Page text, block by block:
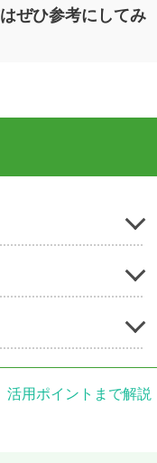
ぜひ参考にしてみ
活用ポイントまで解説